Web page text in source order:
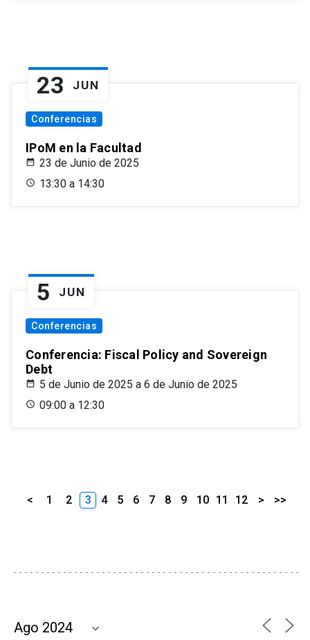
23 JUN
Conferencias
IPoM en la Facultad
23 de Junio de 2025
13:30 a 14:30
5 JUN
Conferencias
Conferencia: Fiscal Policy and Sovereign
Debt
5 de Junio de 2025 a 6 de Junio de 2025
09:00 a 12:30
< 1 2 3 4 5 6 7 8 9 10 11 12 > >>